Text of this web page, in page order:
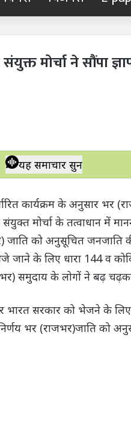
मोर्चा ने सौंपा
यह समाचार सुनें
कार्यक्रम के अनुसार
मोर्चा के तत्वाधान में
जाति को अनुसूचित जनजाति
जाने के लिए धारा 144 व
समुदाय के लोगों ने बढ़ चढ़कर
सरकार को भेजने के लिए
भर (राजभर)जाति को